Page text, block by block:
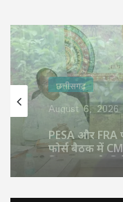
छत्तीसगढ़
August 6, 2026
खेत में काम कर
कहर: मादा भालू
सामने आया
छत्तीसगढ़
August 6, 2026